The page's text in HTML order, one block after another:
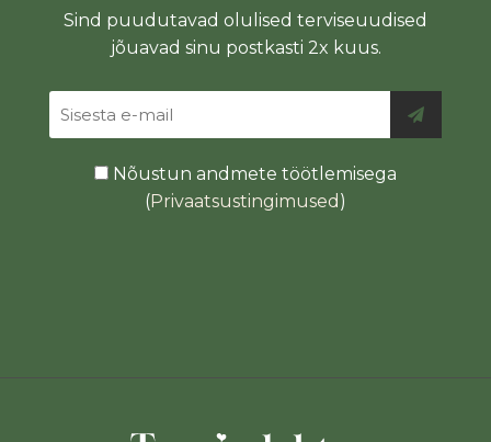
Sind puudutavad olulised terviseuudised
jõuavad sinu postkasti 2x kuus.
Nõustun andmete töötlemisega
(Privaatsustingimused )